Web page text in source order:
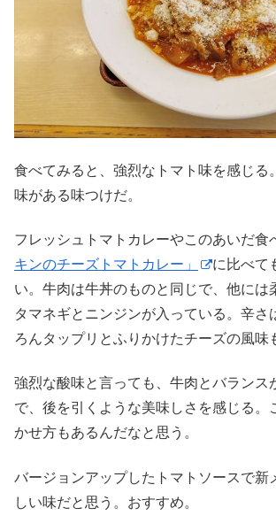
食べてみると、強烈なトマト味を感じる
味がある味つけだ。
フレッシュトマトカレーやこのあいだ食
キンのチーズトマトカレー」
に比べて
い。牛肉は牛丼のものと同じで、他には
タマネギとニンジンが入っている。辛さ
ろんタップリとふりかけたチーズの風味
強烈な酸味と言っても、牛肉とバランス
で、後を引くような美味しさを感じる。
かせ方もあるんだなと思う。
バージョンアップしたトマトソースで新
しい味だと思う。おすすめ。